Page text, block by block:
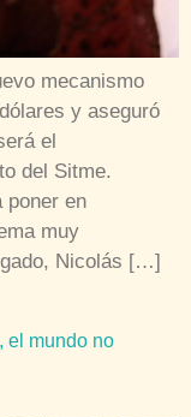
mecanismo
y aseguró
el
del Sitme.
poner en
muy
Nicolás […]
el mundo no